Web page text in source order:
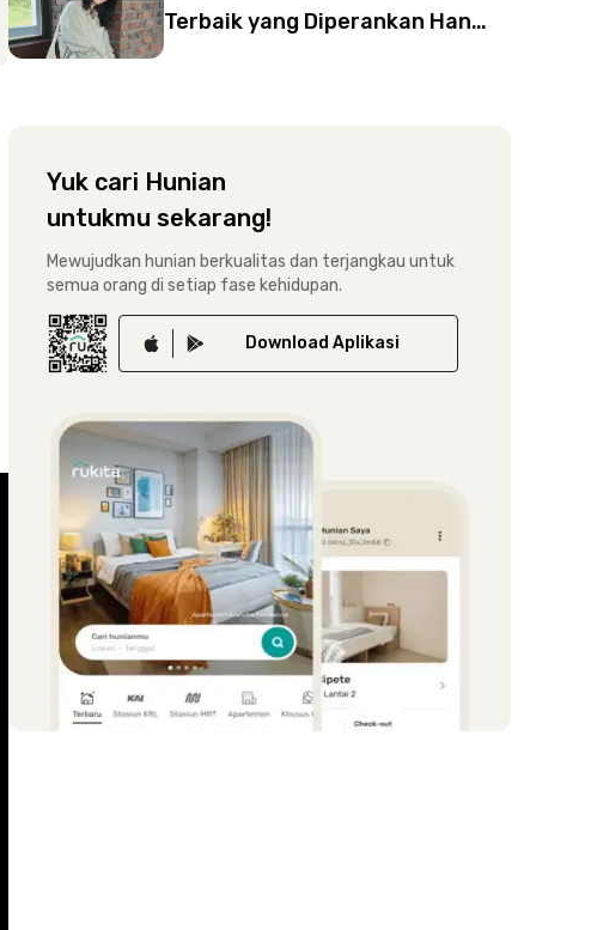
Terbaik yang Diperankan Han
Yuk cari Hunian
untukmu sekarang!
Mewujudkan hunian berkualitas dan terjangkau untuk
semua orang di setiap fase kehidupan.
Download Aplikasi